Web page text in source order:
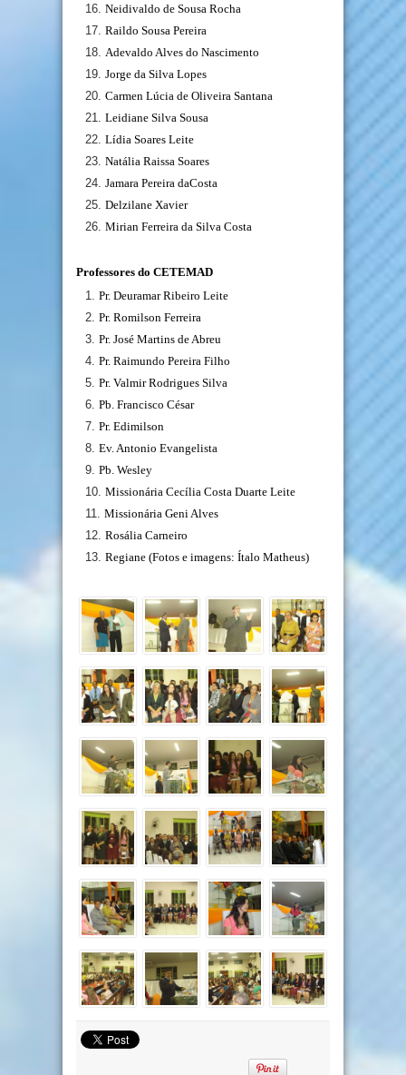
Neidivaldo de Sousa Rocha
Raildo Sousa Pereira
Adevaldo Alves do Nascimento
Jorge da Silva Lopes
Carmen Lúcia de Oliveira Santana
Leidiane Silva Sousa
Lídia Soares Leite
Natália Raissa Soares
Jamara Pereira daCosta
Delzilane Xavier
Mirian Ferreira da Silva Costa
Professores do CETEMAD
Pr. Deuramar Ribeiro Leite
Pr. Romilson Ferreira
Pr. José Martins de Abreu
Pr. Raimundo Pereira Filho
Pr. Valmir Rodrigues Silva
Pb. Francisco César
Pr. Edimilson
Ev. Antonio Evangelista
Pb. Wesley
Missionária Cecília Costa Duarte Leite
Missionária Geni Alves
Rosália Carneiro
Regiane (Fotos e imagens: Ítalo Matheus)